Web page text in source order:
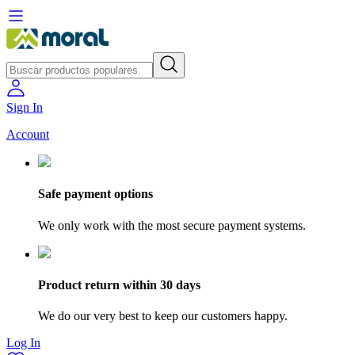
Sign In
Account
Safe payment options
We only work with the most secure payment systems.
Product return within 30 days
We do our very best to keep our customers happy.
Log In